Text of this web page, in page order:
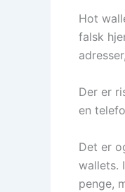
Hot
falsk
Der er
en
Det er
wallets.
penge,